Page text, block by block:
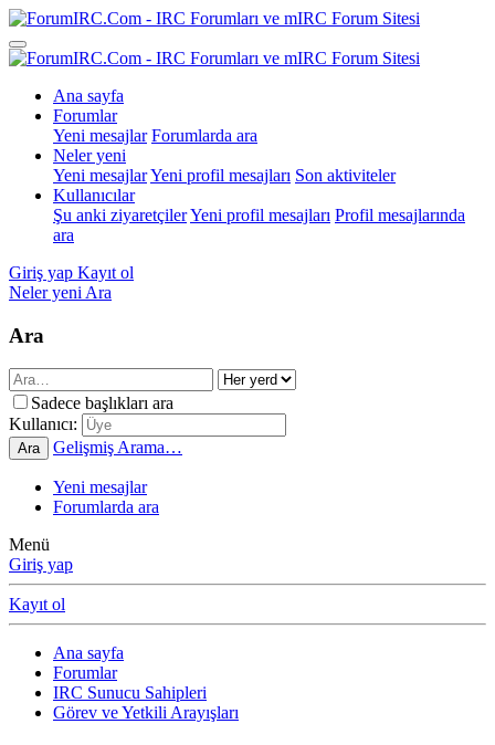
Ana sayfa
Forumlar
Yeni mesajlar Forumlarda ara
Neler yeni
Yeni mesajlarYeni profil mesajları Son aktiviteler
Kullanıcılar
Şu anki ziyaretçilerYeni profil mesajları Profil mesajlarında
ara
Giriş yap Kayıt ol
Neler yeni Ara
Ara
Sadece başlıkları ara
Kullanıcı:
Ara Gelişmiş Arama…
Yeni mesajlar
Forumlarda ara
Menü
Giriş yap
Kayıt ol
Ana sayfa
Forumlar
IRC Sunucu Sahipleri
Görev ve Yetkili Arayışları